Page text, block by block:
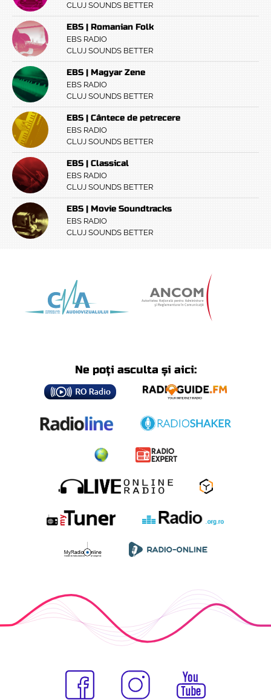
CLUJ SOUNDS BETTER
EBS | Romanian Folk
EBS RADIO
CLUJ SOUNDS BETTER
EBS | Magyar Zene
EBS RADIO
CLUJ SOUNDS BETTER
EBS | Cântece de petrecere
EBS RADIO
CLUJ SOUNDS BETTER
EBS | Classical
EBS RADIO
CLUJ SOUNDS BETTER
EBS | Movie Soundtracks
EBS RADIO
CLUJ SOUNDS BETTER
Ne poți asculta și aici: